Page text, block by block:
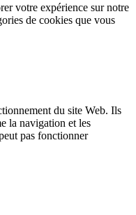
votre expérience sur notre
de cookies que vous
du site Web. Ils
la navigation et les
pas fonctionner